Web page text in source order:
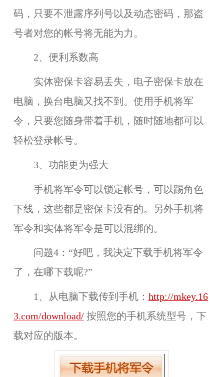
码，只要不泄露序列号以及动态密码，那盗
号者对您的帐号将无能为力。
2、便利系数高
实体密保卡容易丢失，电子密保卡放在
电脑，换台电脑又找不到。使用手机将军
令，只要您随身带着手机，随时随地都可以
轻松登录帐号。
3、功能更为强大
手机将军令可以锁定帐号，可以踢角色
下线，这些都是密保卡没有的。另外手机将
军令和实体将军令是可以混绑的。
问题4：“好吧，我决定下载手机将军令
了，在哪下载呢?”
1、从电脑下载传到手机： http://mkey.16
3.com/download/按照您的手机系统型号，下
载对应的版本。